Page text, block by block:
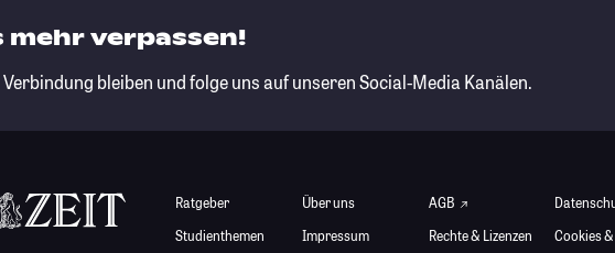
mehr verpassen!
Verbindung bleiben und folge uns auf unseren Social-Media Kanälen.
Ratgeber
Studienthemen
Über uns
Impressum
AGB
Rechte & Lizenzen
Cookies